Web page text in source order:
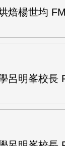
焙楊世均
呂明峯校長